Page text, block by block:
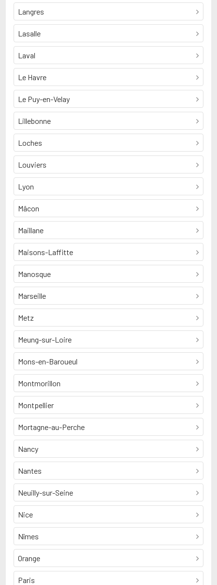
Langres
Lasalle
Laval
Le Havre
Le Puy-en-Velay
Lillebonne
Loches
Louviers
Lyon
Mâcon
Maillane
Maisons-Laffitte
Manosque
Marseille
Metz
Meung-sur-Loire
Mons-en-Baroueul
Montmorillon
Montpellier
Mortagne-au-Perche
Nancy
Nantes
Neuilly-sur-Seine
Nice
Nîmes
Orange
Paris